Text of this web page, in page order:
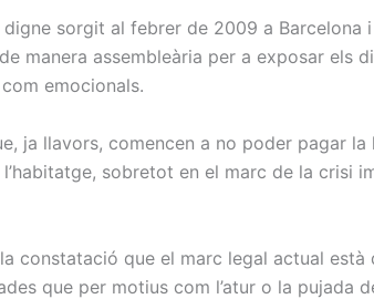
digne sorgit al febrer de 2009 a Barcelona
manera assembleària per a exposar els
emocionals.
ja llavors, comencen a no poder pagar
sobretot en el marc de la crisi
constatació que el marc legal actual està
que per motius com l’atur o la pujada